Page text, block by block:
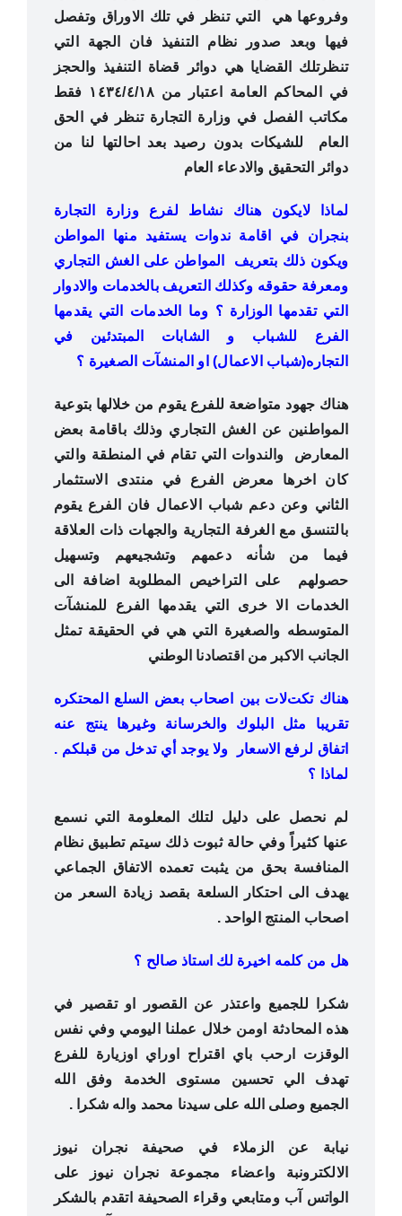
وفروعها هي التي تنظر في تلك الاوراق وتفصل
فيها وبعد صدور نظام التنفيذ فان الجهة التي
تنظرتلك القضايا هي دوائر قضاة التنفيذ والحجز
في المحاكم العامة اعتبار من ١٤٣٤/٤/١٨ فقط
مكاتب الفصل في وزارة التجارة تنظر في الحق
العام للشيكات بدون رصيد بعد احالتها لنا من
دوائر التحقيق والادعاء العام
لماذا لايكون هناك نشاط لفرع وزارة التجارة
بنجران في اقامة ندوات يستفيد منها المواطن
ويكون ذلك بتعريف المواطن على الغش التجاري
ومعرفة حقوقه وكذلك التعريف بالخدمات واﻻدوار
التي تقدمها الوزارة ؟ وما الخدمات التي يقدمها
الفرع للشباب و الشابات المبتدئين في
التجاره(شباب اﻻعمال) او المنشآت الصغيرة ؟
هناك جهود متواضعة للفرع يقوم من خلالها بتوعية
المواطنين عن الغش التجاري وذلك باقامة بعض
المعارض والندوات التي تقام في المنطقة والتي
كان اخرها معرض الفرع في منتدى الاستثمار
الثاني وعن دعم شباب الاعمال فان الفرع يقوم
بالتنسق مع الغرفة التجارية والجهات ذات العلاقة
فيما من شأنه دعمهم وتشجيعهم وتسهيل
حصولهم على التراخيص المطلوبة اضافة الى
الخدمات الا خرى التي يقدمها الفرع للمنشآت
المتوسطه والصغيرة التي هي في الحقيقة تمثل
الجانب الاكبر من اقتصادنا الوطني
هناك تكتﻻت بين اصحاب بعض السلع المحتكره
تقريبا مثل البلوك والخرسانة وغيرها ينتج عنه
اتفاق لرفع اﻻسعار ولا يوجد أي تدخل من قبلكم .
لماذا ؟
لم نحصل على دليل لتلك المعلومة التي نسمع
عنها كثيراً وفي حالة ثبوت ذلك سيتم تطبيق نظام
المنافسة بحق من يثبت تعمده الاتفاق الجماعي
يهدف الى احتكار السلعة بقصد زيادة السعر من
اصحاب المنتج الواحد .
هل من كلمه اخيرة لك استاذ صالح ؟
شكرا للجميع واعتذر عن القصور او تقصير في
هذه المحادثة اومن خلال عملنا اليومي وفي نفس
الوقزت ارحب باي اقتراح اوراي اوزيارة للفرع
تهدف الي تحسين مستوى الخدمة وفق الله
الجميع وصلى الله على سيدنا محمد واله شكرا .
نيابة عن الزملاء في صحيفة نجران نيوز
اﻻلكترونبة واعضاء مجموعة نجران نيوز على
الواتس آب ومتابعي وقراء الصحيفة اتقدم بالشكر